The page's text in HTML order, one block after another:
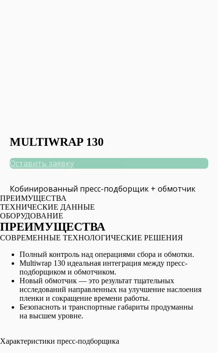
MULTIWRAP 130
Оставить заявку
Кобинированный пресс-подборщик + обмотчик
ПРЕИМУЩЕСТВА
ТЕХНИЧЕСКИЕ ДАННЫЕ
OБОРУДОВАНИЕ
ПРЕИМУЩЕСТВА
СОВРЕМЕННЫЕ ТЕХНОЛОГИЧЕСКИЕ РЕШЕНИЯ
Полный контроль над операциями сбора и обмотки.
Multiwrap 130 идеальная интеграция между пресс-
подборщиком и обмотчиком.
Новый обмотчик — это результат тщательных
исследований направленных на улучшение наслоения
пленки и сокращение времени работы.
Безопасноть и транспортные габариты продуманны
на высшем уровне.
Характеристики пресс-подборщика